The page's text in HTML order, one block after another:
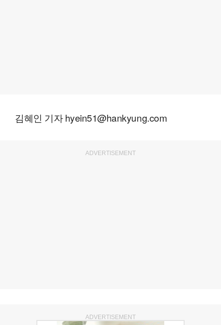
김혜인 기자 hyein51@hankyung.com
ADVERTISEMENT
ADVERTISEMENT